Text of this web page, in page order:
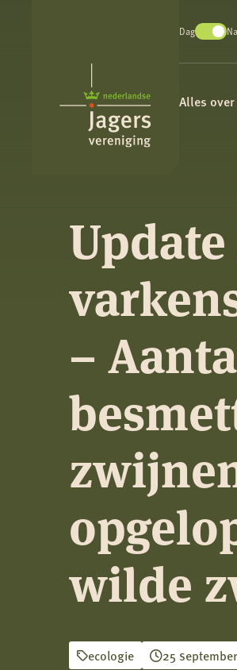
Nederlandse
Jagersvereniging
Dag
Alles
–
wilde
ecologie 25